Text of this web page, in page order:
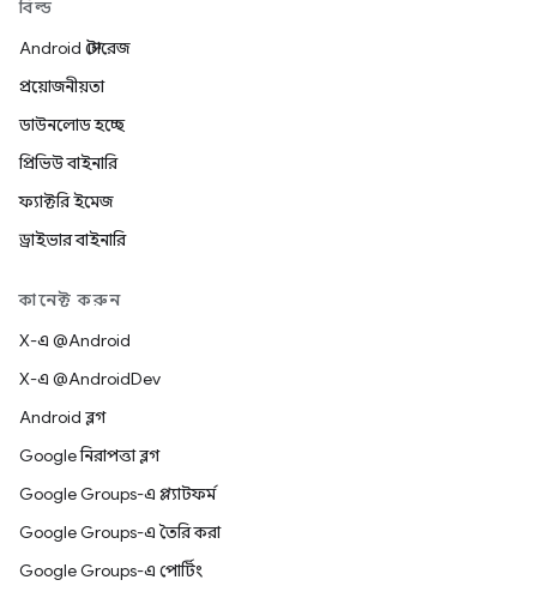
বিল্ড
Android স্টোরেজ
প্রয়োজনীয়তা
ডাউনলোড হচ্ছে
প্রিভিউ বাইনারি
ফ্যাক্টরি ইমেজ
ড্রাইভার বাইনারি
কানেক্ট করুন
X-এ @Android
X-এ @AndroidDev
Android ব্লগ
Google নিরাপত্তা ব্লগ
Google Groups-এ প্ল্যাটফর্ম
Google Groups-এ তৈরি করা
Google Groups-এ পোর্টিং